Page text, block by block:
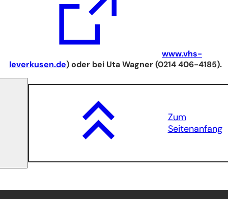
www.vhs-
leverkusen.de
(Öffnet
in
) oder bei Uta Wagner (0214 406-4185).
Zum
Seitenanfang